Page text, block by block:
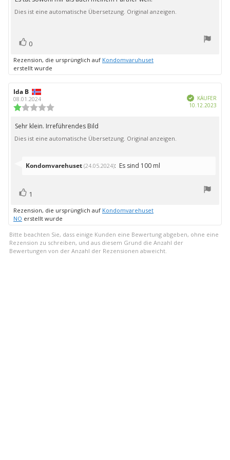
5
Sternen
Dies ist eine automatische Übersetzung. Original anzeigen.
Stimme
0
Rezension, die ursprünglich auf Kondomvaruhuset
erstellt wurde
Autor
der
Rezension:
Ida B
08.01.2024
von
5
Sternen
Verifiziert
KÄUFER
10.12.2023
Rezensionstext:
Sehr klein. Irreführendes Bild
Dies ist eine automatische Übersetzung. Original anzeigen.
Antworten
Kondomvarehuset (24.05.2024): Es sind 100 ml
Stimme
1
Rezension, die ursprünglich auf Kondomvarehuset
NO erstellt wurde
Bitte beachten Sie, dass einige Kunden eine Bewertung abgeben, ohne eine
Rezension zu schreiben, und aus diesem Grund die Anzahl der
Bewertungen von der Anzahl der Rezensionen abweicht.